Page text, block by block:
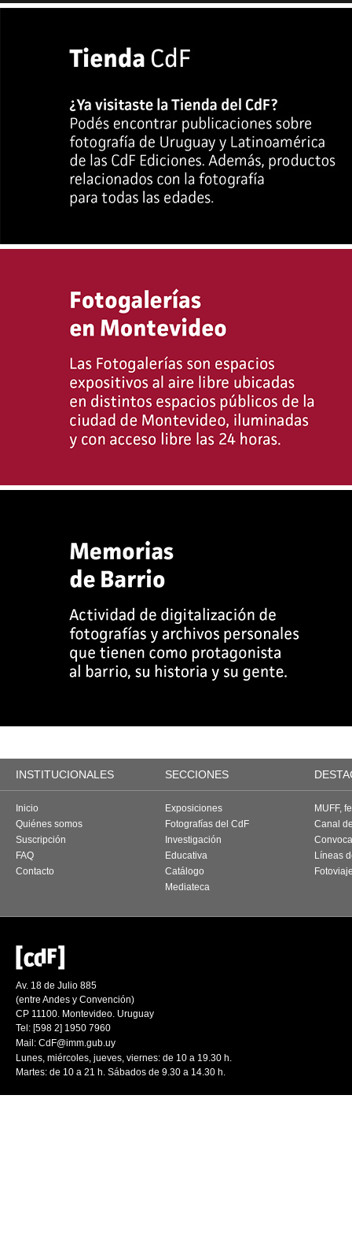
INSTITUCIONALES SECCIONES
Inicio
Quiénes somos
Suscripción
FAQ
Contacto
Exposiciones
Fotografías del CdF
Investigación
Educativa
Catálogo
Mediateca
MUFF,
Canal
Líneas
Av. 18 de Julio 885
(entre Andes y Convención)
CP 11100. Montevideo. Uruguay
Tel: [598 2] 1950 7960
Mail: CdF@imm.gub.uy
Lunes, miércoles, jueves, viernes: de 10 a 19.30 h.
Martes: de 10 a 21 h. Sábados de 9.30 a 14.30 h.